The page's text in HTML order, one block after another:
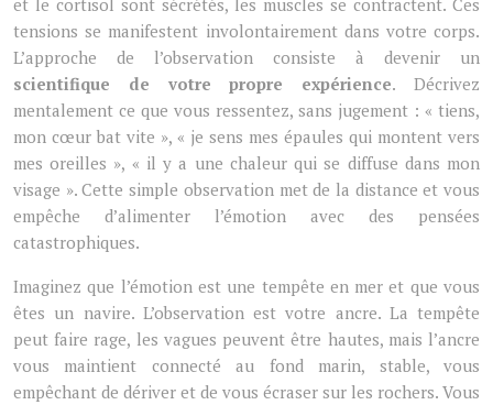
et le cortisol sont sécrétés, les muscles se contractent. Ces
tensions se manifestent involontairement dans votre corps.
L’approche de l’observation consiste à devenir un
scientifique de votre propre expérience. Décrivez
mentalement ce que vous ressentez, sans jugement : « tiens,
mon cœur bat vite », « je sens mes épaules qui montent vers
mes oreilles », « il y a une chaleur qui se diffuse dans mon
visage ». Cette simple observation met de la distance et vous
empêche d’alimenter l’émotion avec des pensées
catastrophiques.
Imaginez que l’émotion est une tempête en mer et que vous
êtes un navire. L’observation est votre ancre. La tempête
peut faire rage, les vagues peuvent être hautes, mais l’ancre
vous maintient connecté au fond marin, stable, vous
empêchant de dériver et de vous écraser sur les rochers. Vous